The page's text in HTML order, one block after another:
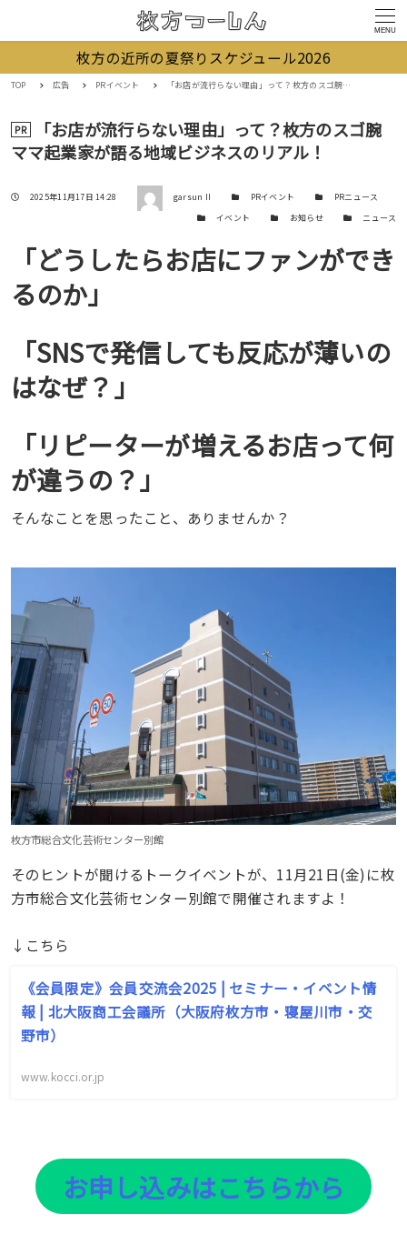
MENU
枚方の近所の夏祭りスケジュール2026
TOP 広告 PRイベント 「お店が流行らない理由」って？枚方のスゴ腕ママ起業家が語る地域ビジネスのリアル！
PR
「お店が流行らない理由」って？枚方のスゴ腕
ママ起業家が語る地域ビジネスのリアル！
投稿日
2025年11月17日 14:28 著者 garsun II カテゴリーPRイベント カテゴリーPRニュース
カテゴリー
イベント カテゴリー
お知らせ カテゴリー
ニュース
「どうしたらお店にファンができ
るのか」
「SNSで発信しても反応が薄いの
はなぜ？」
「リピーターが増えるお店って何
が違うの？」
そんなことを思ったこと、ありませんか？
枚方市総合文化芸術センター別館
そのヒントが聞けるトークイベントが、11月21日(金)に枚
方市総合文化芸術センター別館で開催されますよ！
↓こちら
《会員限定》会員交流会2025 | セミナー・イベント情
報 | 北大阪商工会議所（大阪府枚方市・寝屋川市・交
野市）
www.kocci.or.jp
お申し込みはこちらから